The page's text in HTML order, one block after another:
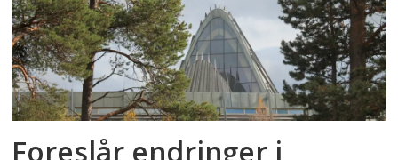
Foreslår endringer i